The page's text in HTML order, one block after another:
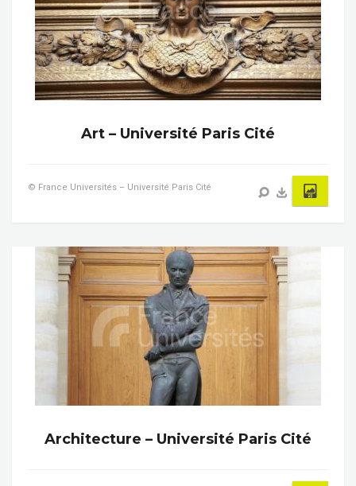
Art – Université Paris Cité
© France Universités – Université Paris Cité
Architecture – Université Paris Cité